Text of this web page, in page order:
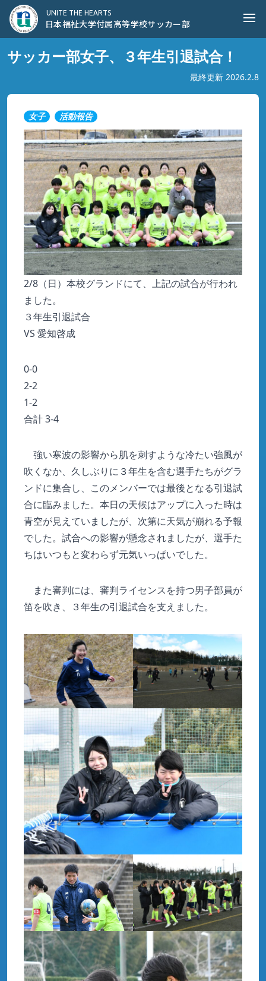
日本福祉大学付属高等学校サッカー部
UNITE THE HEARTS
日本福祉大学付属高等学校サッカー部
サッカー部女子、３年生引退試合！
最終更新 2026.2.8
女子 活動報告
2/8（日）本校グランドにて、上記の試合が行われ
ました。
３年生引退試合
VS 愛知啓成
0-0
2-2
1-2
合計 3-4
強い寒波の影響から肌を刺すような冷たい強風が
吹くなか、久しぶりに３年生を含む選手たちがグラ
ンドに集合し、このメンバーでは最後となる引退試
合に臨みました。本日の天候はアップに入った時は
青空が見えていましたが、次第に天気が崩れる予報
でした。試合への影響が懸念されましたが、選手た
ちはいつもと変わらず元気いっぱいでした。
また審判には、審判ライセンスを持つ男子部員が
笛を吹き、３年生の引退試合を支えました。